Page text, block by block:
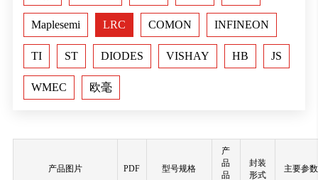
Maplesemi LRC COMON INFINEON
TI ST DIODES VISHAY HB JS
WMEC 欧毫
产品图片 PDF 型号规格
产
品
品
封装
形式
主要参数